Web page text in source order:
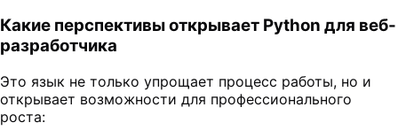
Какие перспективы открывает Python для веб-
разработчика
Это язык не только упрощает процесс работы, но и
открывает возможности для профессионального
роста: